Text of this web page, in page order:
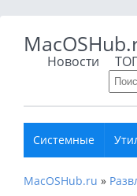
Новости
Системные
MacOSHub.ru »